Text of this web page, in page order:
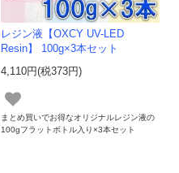
レジン液【OXCY UV-LED
Resin】 100g×3本セット
4,110円(税373円)
まとめ買いでお得なオリジナルレジン液の
100gフラットボトル入り×3本セット